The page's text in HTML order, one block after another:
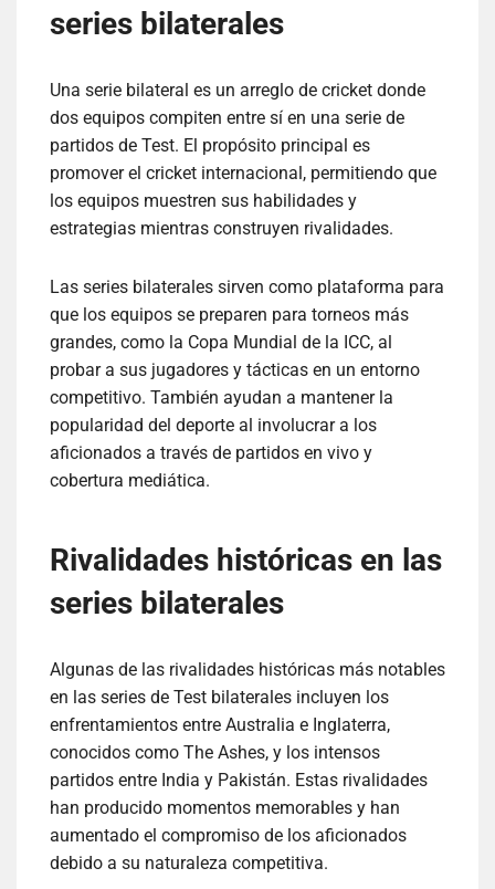
series bilaterales
Una serie bilateral es un arreglo de cricket donde
dos equipos compiten entre sí en una serie de
partidos de Test. El propósito principal es
promover el cricket internacional, permitiendo que
los equipos muestren sus habilidades y
estrategias mientras construyen rivalidades.
Las series bilaterales sirven como plataforma para
que los equipos se preparen para torneos más
grandes, como la Copa Mundial de la ICC, al
probar a sus jugadores y tácticas en un entorno
competitivo. También ayudan a mantener la
popularidad del deporte al involucrar a los
aficionados a través de partidos en vivo y
cobertura mediática.
Rivalidades históricas en las
series bilaterales
Algunas de las rivalidades históricas más notables
en las series de Test bilaterales incluyen los
enfrentamientos entre Australia e Inglaterra,
conocidos como The Ashes, y los intensos
partidos entre India y Pakistán. Estas rivalidades
han producido momentos memorables y han
aumentado el compromiso de los aficionados
debido a su naturaleza competitiva.